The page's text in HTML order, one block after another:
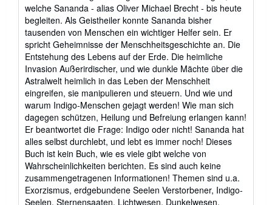
welche Sananda - alias Oliver Michael Brecht - bis heute
begleiten. Als Geistheiler konnte Sananda bisher
tausenden von Menschen ein wichtiger Helfer sein. Er
spricht Geheimnisse der Menschheitsgeschichte an. Die
Entstehung des Lebens auf der Erde. Die heimliche
Invasion Außerirdischer, und wie dunkle Mächte über die
Astralwelt heimlich in das Leben der Menschheit
eingreifen, sie manipulieren und steuern. Und wie und
warum Indigo-Menschen gejagt werden! Wie man sich
dagegen schützen, Heilung und Befreiung erlangen kann!
Er beantwortet die Frage: Indigo oder nicht! Sananda hat
alles selbst durchlebt, und lebt es immer noch! Dieses
Buch ist kein Buch, wie es viele gibt welche von
Wahrscheinlichkeiten berichten. Es sind auch keine
zusammengetragenen Informationen! Themen sind u.a.
Exorzismus, erdgebundene Seelen Verstorbener, Indigo-
Seelen, Sternensaaten, Lichtwesen, Dunkelwesen,